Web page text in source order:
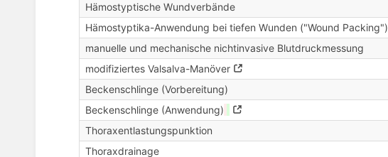
Hämostyptische Wundverbände
Hämostyptika-Anwendung bei tiefen Wunden ("Wound Packing")
manuelle und mechanische nichtinvasive Blutdruckmessung
modifiziertes Valsalva-Manöver
Beckenschlinge (Vorbereitung)
Beckenschlinge (Anwendung)
Thoraxentlastungspunktion
Thoraxdrainage